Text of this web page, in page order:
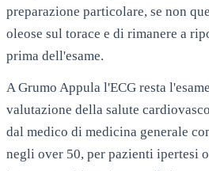
preparazione particolare, se non
oleose sul torace e di rimanere a
prima dell'esame.
A Grumo Appula l'ECG resta
valutazione della salute
dal medico di medicina generale
negli over 50, per pazienti ipertesi